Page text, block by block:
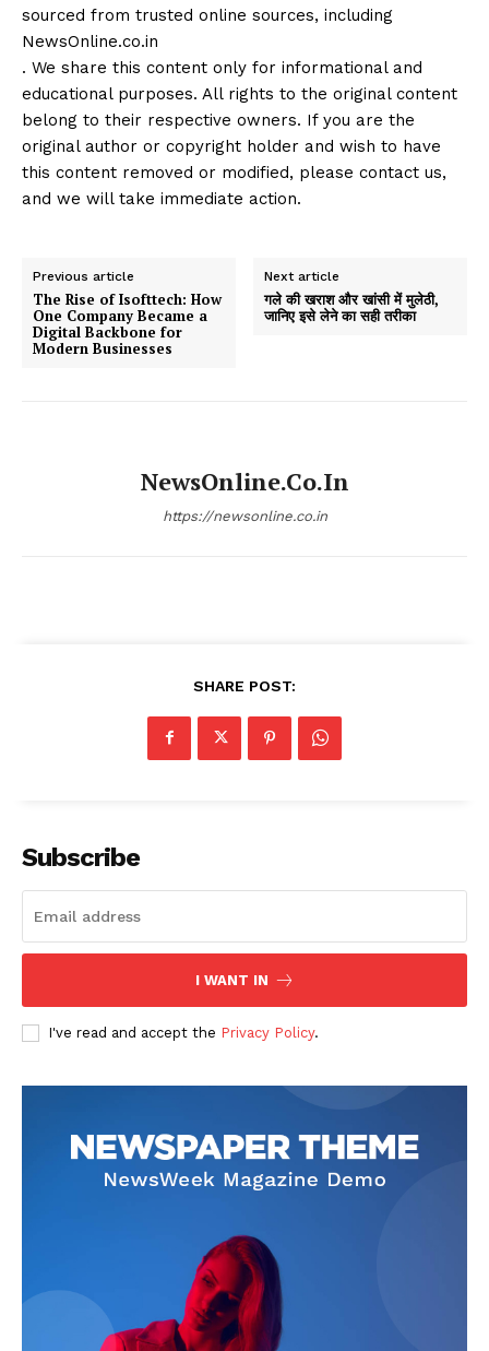
sourced from trusted online sources, including
NewsOnline.co.in
. We share this content only for informational and
educational purposes. All rights to the original content
belong to their respective owners. If you are the
original author or copyright holder and wish to have
this content removed or modified, please contact us,
and we will take immediate action.
Previous article
The Rise of Isofttech: How
One Company Became a
Digital Backbone for
Modern Businesses
Next article
गले की खराश और खांसी में मुलेठी,
जानिए इसे लेने का सही तरीका
NewsOnline.co.in
https://newsonline.co.in
SHARE POST:
Subscribe
I WANT IN
I've read and accept the Privacy Policy.